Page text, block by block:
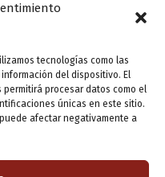
tecnologías como las
del dispositivo. El
procesar datos como el
únicas en este sitio.
afectar negativamente a
escénicas durante la
convoca la mesa
durante la pandemia.
Pedro Ojeda.